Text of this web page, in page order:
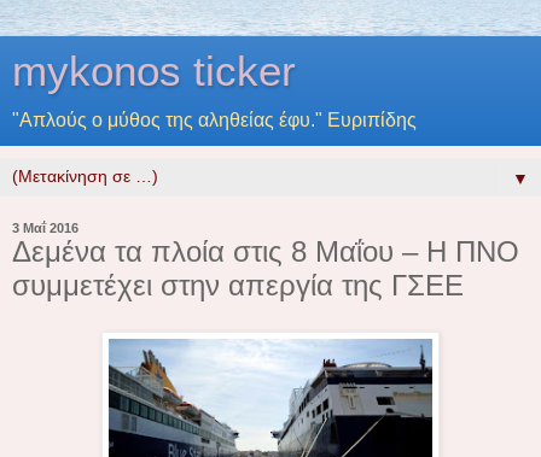
mykonos ticker
"Απλούς ο μύθος της αληθείας έφυ." Ευριπίδης
▼
3 Μαΐ 2016
Δεμένα τα πλοία στις 8 Μαΐου – Η ΠΝΟ
συμμετέχει στην απεργία της ΓΣΕΕ